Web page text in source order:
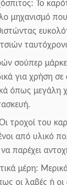
Το
μηχανισμό
σούπερ
για χρήση
όπως μεγάλη
τροχοί του
από υλικό
παρέχει
μέρη:
οι λαβές ή